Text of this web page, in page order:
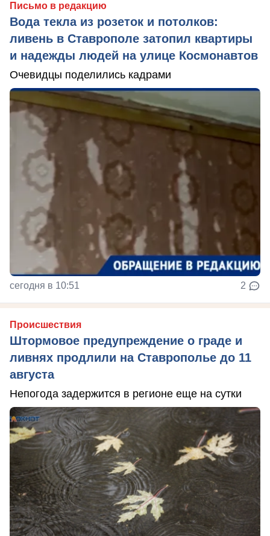
Письмо в редакцию
Вода текла из розеток и потолков:
ливень в Ставрополе затопил квартиры
и надежды людей на улице Космонавтов
Очевидцы поделились кадрами
сегодня в 10:51 2
Происшествия
Штормовое предупреждение о граде и
ливнях продлили на Ставрополье до 11
августа
Непогода задержится в регионе еще на сутки